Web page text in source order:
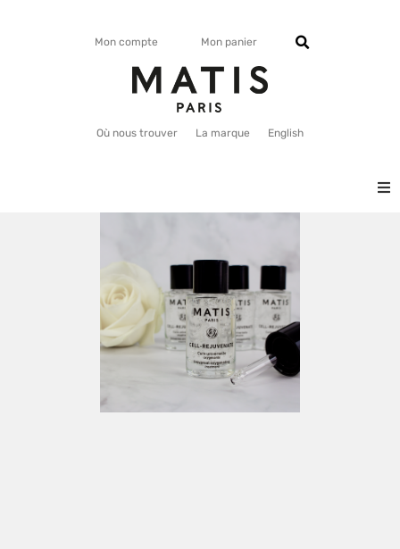
Où nous trouver La marque English
Mon compte Mon panier